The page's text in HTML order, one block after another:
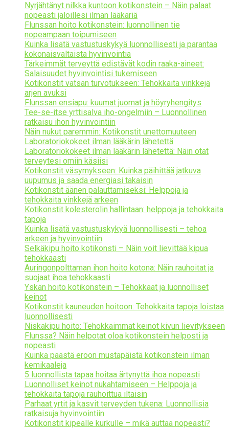
Nyrjähtänyt nilkka kuntoon kotikonstein – Näin palaat
nopeasti jaloillesi ilman lääkäriä
Flunssan hoito kotikonstein: luonnollinen tie
nopeampaan toipumiseen
Kuinka lisätä vastustuskykyä luonnollisesti ja parantaa
kokonaisvaltaista hyvinvointia
Tärkeimmät terveyttä edistävät kodin raaka-aineet:
Salaisuudet hyvinvointisi tukemiseen
Kotikonstit vatsan turvotukseen: Tehokkaita vinkkejä
arjen avuksi
Flunssan ensiapu: kuumat juomat ja höyryhengitys
Tee-se-itse yrttisalva iho-ongelmiin – Luonnollinen
ratkaisu ihon hyvinvointiin
Näin nukut paremmin: Kotikonstit unettomuuteen
Laboratoriokokeet ilman lääkärin lähetettä
Laboratoriokokeet ilman lääkärin lähetettä: Näin otat
terveytesi omiin käsiisi
Kotikonstit väsymykseen: Kuinka päihittää jatkuva
uupumus ja saada energiasi takaisin
Kotikonstit äänen palauttamiseksi: Helppoja ja
tehokkaita vinkkejä arkeen
Kotikonstit kolesterolin hallintaan: helppoja ja tehokkaita
tapoja
Kuinka lisätä vastustuskykyä luonnollisesti – tehoa
arkeen ja hyvinvointiin
Selkäkipu hoito kotikonsti – Näin voit lievittää kipua
tehokkaasti
Auringonpolttaman ihon hoito kotona: Näin rauhoitat ja
suojaat ihoa tehokkaasti
Yskän hoito kotikonstein – Tehokkaat ja luonnolliset
keinot
Kotikonstit kauneuden hoitoon: Tehokkaita tapoja loistaa
luonnollisesti
Niskakipu hoito: Tehokkaimmat keinot kivun lievitykseen
Flunssa? Näin helpotat oloa kotikonstein helposti ja
nopeasti
Kuinka päästä eroon mustapäistä kotikonstein ilman
kemikaaleja
5 luonnollista tapaa hoitaa ärtynyttä ihoa nopeasti
Luonnolliset keinot nukahtamiseen – Helppoja ja
tehokkaita tapoja rauhoittua iltaisin
Parhaat yrtit ja kasvit terveyden tukena: Luonnollisia
ratkaisuja hyvinvointiin
Kotikonstit kipeälle kurkulle – mikä auttaa nopeasti?